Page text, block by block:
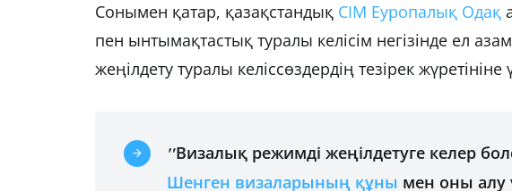
Сонымен қатар, қазақстандық СІМ Еуропалық Одақ
пен ынтымақтастық туралы келісім негізінде ел
жеңілдету туралы келіссөздердің тезірек
"Визалық режимді жеңілдетуге келер
Шенген визаларының құны мен оны алу